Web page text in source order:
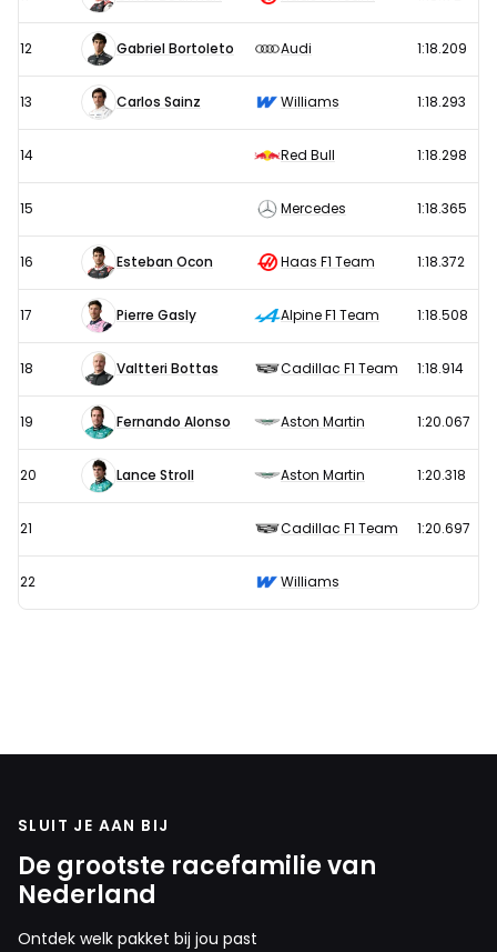
12 Gabriel Bortoleto Audi 1:18.209
13 Carlos Sainz Williams 1:18.293
14 Red Bull 1:18.298
15 Mercedes 1:18.365
16 Esteban Ocon Haas F1 Team 1:18.372
17 Pierre Gasly Alpine F1 Team 1:18.508
18 Valtteri Bottas Cadillac F1 Team 1:18.914
19 Fernando Alonso Aston Martin 1:20.067
20 Lance Stroll Aston Martin 1:20.318
21 Cadillac F1 Team 1:20.697
22 Williams
SLUIT JE AAN BIJ
De grootste racefamilie van
Nederland
Ontdek welk pakket bij jou past